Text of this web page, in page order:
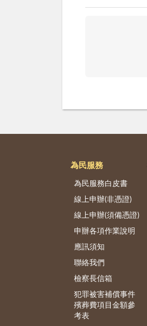
為民服務
為民服務白皮書
線上申辦(非憑證)
線上申辦(須備憑證)
申辦各項作業說明
應訊須知
聯絡我們
檢察長信箱
犯罪被害補償事件
殯葬費項目金額參
考表